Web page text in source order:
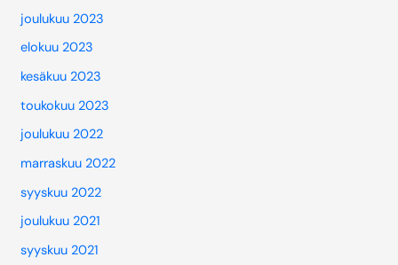
joulukuu 2023
elokuu 2023
kesäkuu 2023
toukokuu 2023
joulukuu 2022
marraskuu 2022
syyskuu 2022
joulukuu 2021
syyskuu 2021